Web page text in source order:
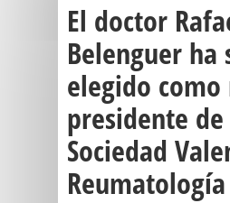
El doctor
Belenguer ha
elegido como
presidente
Sociedad
Reumatología